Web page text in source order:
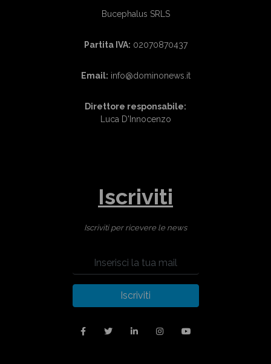
Bucephalus SRLS
Partita IVA: 02070870437
Email: info@dominonews.it
Direttore responsabile:
Luca D'Innocenzo
Iscriviti
Iscriviti per ricevere le news
Iscriviti